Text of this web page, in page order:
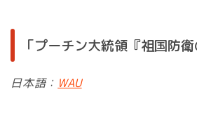
「プーチン大統領『祖国防
日本語： WAU